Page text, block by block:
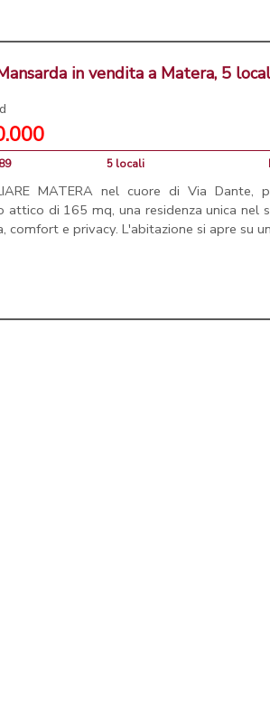
in vendita a Matera, 5
5 locali
MATERA nel cuore di Via Dante,
attico di 165 mq, una residenza unica nel
comfort e privacy. L'abitazione si apre su